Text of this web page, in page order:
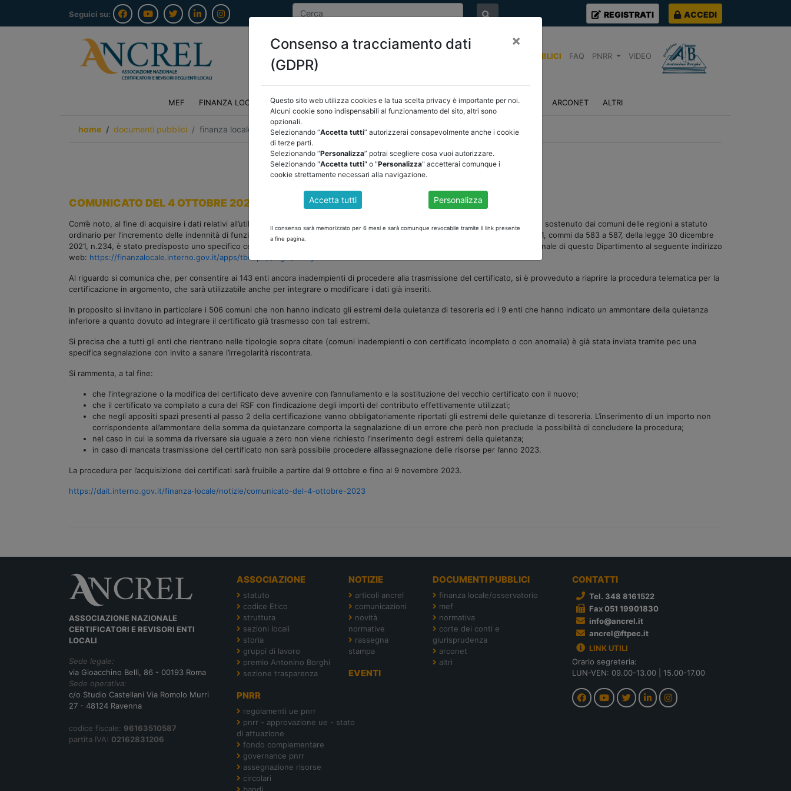
Seguici su: REGISTRATI ACCEDI
DOCUMENTI PUBBLICI FAQ PNRR VIDEO
MEF FINANZA LOCALE/OSSERVATORIO NORMATIVA CORTE DEI CONTI E GIURISPRUDENZA ARCONET ALTRI
home documenti pubblici finanza locale/osservatorio/ torna indietro
DOCUMENTI PUBBLICI
COMUNICATO DEL 4 OTTOBRE 2023
Com’è noto, al fine di acquisire i dati relativi all’utilizzo del contributo statale per l’anno 2022 a concorso della copertura dell’onere sostenuto dai comuni delle regioni a statuto
ordinario per l’incremento delle indennità di funzione da corrispondere ai sindaci ed agli amministratori locali ai sensi dell’articolo 1, commi da 583 a 587, della legge 30 dicembre
2021, n.234, è stato predisposto uno specifico certificato, accessibile con le consuete credenziali nell’area TBEL del sito istituzionale di questo Dipartimento al seguente indirizzo
web: https://finanzalocale.interno.gov.it/apps/tbel.php/login/verify
Al riguardo si comunica che, per consentire ai 143 enti ancora inadempienti di procedere alla trasmissione del certificato, si è provveduto a riaprire la procedura telematica per la
certificazione in argomento, che sarà utilizzabile anche per integrare o modificare i dati già inseriti.
In proposito si invitano in particolare i 506 comuni che non hanno indicato gli estremi della quietanza di tesoreria ed i 9 enti che hanno indicato un ammontare della quietanza
inferiore a quanto dovuto ad integrare il certificato già trasmesso con tali estremi.
Si precisa che a tutti gli enti che rientrano nelle tipologie sopra citate (comuni inadempienti o con certificato incompleto o con anomalia) è già stata inviata tramite pec una
specifica segnalazione con invito a sanare l’irregolarità riscontrata.
Si rammenta, a tal fine:
che l’integrazione o la modifica del certificato deve avvenire con l’annullamento e la sostituzione del vecchio certificato con il nuovo;
che il certificato va compilato a cura del RSF con l’indicazione degli importi del contributo effettivamente utilizzati;
che negli appositi spazi presenti al passo 2 della certificazione vanno obbligatoriamente riportati gli estremi delle quietanze di tesoreria. L’inserimento di un importo non
corrispondente all’ammontare della somma da quietanzare comporta la segnalazione di un errore che però non preclude la possibilità di concludere la procedura;
nel caso in cui la somma da riversare sia uguale a zero non viene richiesto l’inserimento degli estremi della quietanza;
in caso di mancata trasmissione del certificato non sarà possibile procedere all’assegnazione delle risorse per l’anno 2023.
La procedura per l’acquisizione dei certificati sarà fruibile a partire dal 9 ottobre e fino al 9 novembre 2023.
https://dait.interno.gov.it/finanza-locale/notizie/comunicato-del-4-ottobre-2023
ASSOCIAZIONE NAZIONALE
CERTIFICATORI E REVISORI ENTI
LOCALI
Sede legale:
via Gioacchino Belli, 86 - 00193 Roma
Sede operativa:
c/o Studio Castellani Via Romolo Murri
27 - 48124 Ravenna
codice fiscale: 96163510587
partita IVA: 02162831206
ASSOCIAZIONE
statuto
codice Etico
struttura
sezioni locali
storia
gruppi di lavoro
premio Antonino Borghi
sezione trasparenza
NOTIZIE
articoli ancrel
comunicazioni
novità
normative
rassegna
stampa
EVENTI
DOCUMENTI PUBBLICI
finanza locale/osservatorio
mef
normativa
corte dei conti e
giurisprudenza
arconet
altri
PNRR
regolamenti ue pnrr
pnrr - approvazione ue - stato
di attuazione
fondo complementare
governance pnrr
assegnazione risorse
circolari
bandi
CONTATTI
Tel. 348 8161522
Fax 051 19901830
info@ancrel.it
ancrel@ftpec.it
LINK UTILI
Orario segreteria:
LUN-VEN: 09.00-13.00 | 15.00-17.00
Consenso a tracciamento dati
(GDPR)
×
Questo sito web utilizza cookies e la tua scelta privacy è importante per noi.
Alcuni cookie sono indispensabili al funzionamento del sito, altri sono
opzionali.
Selezionando “Accetta tutti” autorizzerai consapevolmente anche i cookie
di terze parti.
Selezionando “Personalizza” potrai scegliere cosa vuoi autorizzare.
Selezionando "Accetta tutti" o "Personalizza" accetterai comunque i
cookie strettamente necessari alla navigazione.
Accetta tutti Personalizza
Il consenso sarà memorizzato per 6 mesi e sarà comunque revocabile tramite il link presente
a fine pagina.